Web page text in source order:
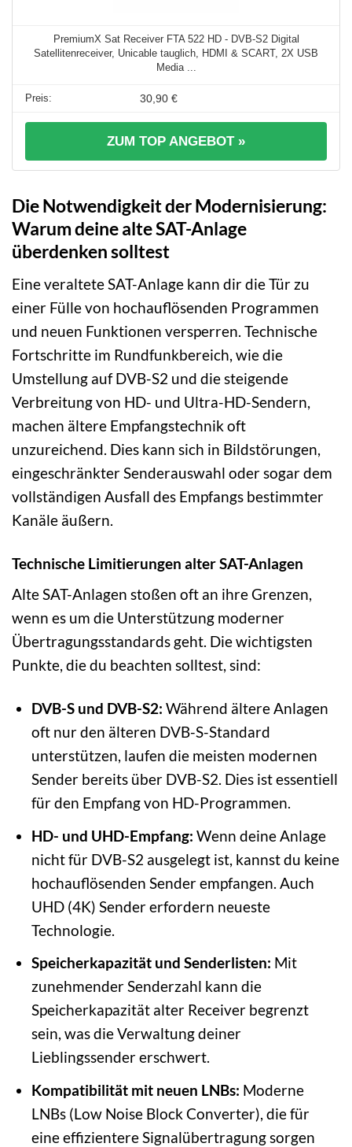
PremiumX Sat Receiver FTA 522 HD - DVB-S2 Digital
Satellitenreceiver, Unicable tauglich, HDMI & SCART, 2X USB
Media ...
30,90 €
ZUM TOP ANGEBOT »
Die Notwendigkeit der Modernisierung:
Warum deine alte SAT-Anlage
überdenken solltest
Eine veraltete SAT-Anlage kann dir die Tür zu
einer Fülle von hochauflösenden Programmen
und neuen Funktionen versperren. Technische
Fortschritte im Rundfunkbereich, wie die
Umstellung auf DVB-S2 und die steigende
Verbreitung von HD- und Ultra-HD-Sendern,
machen ältere Empfangstechnik oft
unzureichend. Dies kann sich in Bildstörungen,
eingeschränkter Senderauswahl oder sogar dem
vollständigen Ausfall des Empfangs bestimmter
Kanäle äußern.
Technische Limitierungen alter SAT-Anlagen
Alte SAT-Anlagen stoßen oft an ihre Grenzen,
wenn es um die Unterstützung moderner
Übertragungsstandards geht. Die wichtigsten
Punkte, die du beachten solltest, sind:
DVB-S und DVB-S2: Während ältere Anlagen
oft nur den älteren DVB-S-Standard
unterstützen, laufen die meisten modernen
Sender bereits über DVB-S2. Dies ist essentiell
für den Empfang von HD-Programmen.
HD- und UHD-Empfang: Wenn deine Anlage
nicht für DVB-S2 ausgelegt ist, kannst du keine
hochauflösenden Sender empfangen. Auch
UHD (4K) Sender erfordern neueste
Technologie.
Speicherkapazität und Senderlisten: Mit
zunehmender Senderzahl kann die
Speicherkapazität alter Receiver begrenzt
sein, was die Verwaltung deiner
Lieblingssender erschwert.
Kompatibilität mit neuen LNBs: Moderne
LNBs (Low Noise Block Converter), die für
eine effizientere Signalübertragung sorgen